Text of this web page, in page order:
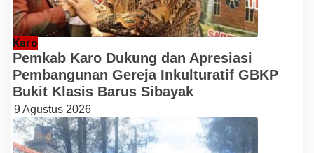
Karo
Pemkab Karo Dukung dan Apresiasi
Pembangunan Gereja Inkulturatif GBKP
Bukit Klasis Barus Sibayak
9 Agustus 2026